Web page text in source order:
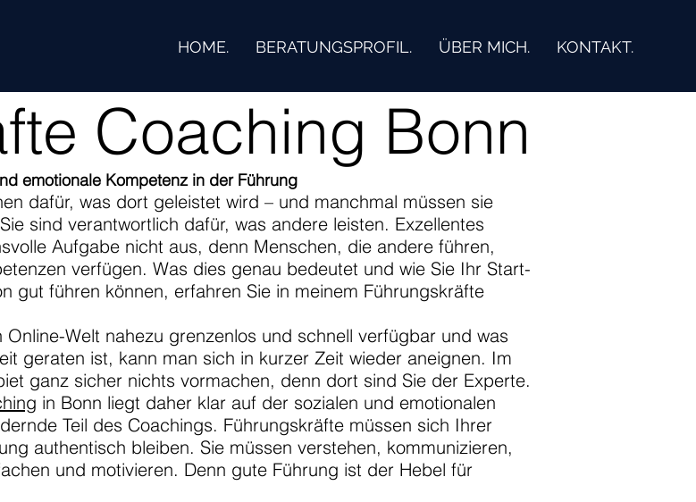
HOME. BERATUNGSPROFIL. ÜBER MICH. KONTAKT.
Coaching Bonn
emotionale Kompetenz in der Führung
dafür, was dort geleistet wird – und manchmal müssen sie
sind verantwortlich dafür, was andere leisten. Exzellentes
Aufgabe nicht aus, denn Menschen, die andere führen,
verfügen. Was dies genau bedeutet und wie Sie Ihr Start-
gut führen können, erfahren Sie in meinem Führungskräfte
Welt nahezu grenzenlos und schnell verfügbar und was
geraten ist, kann man sich in kurzer Zeit wieder aneignen. Im
ganz sicher nichts vormachen, denn dort sind Sie der Experte.
in Bonn liegt daher klar auf der sozialen und emotionalen
Teil des Coachings. Führungskräfte müssen sich Ihrer
authentisch bleiben. Sie müssen verstehen, kommunizieren,
und motivieren. Denn gute Führung ist der Hebel für